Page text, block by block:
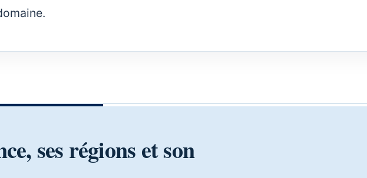
ses régions et son